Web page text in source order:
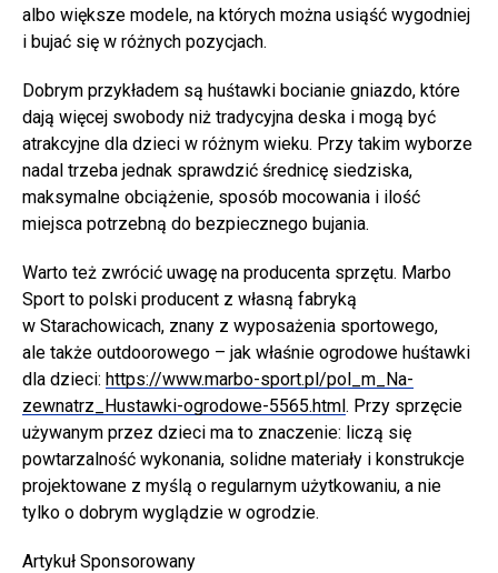
albo większe modele, na których można usiąść wygodniej
i bujać się w różnych pozycjach.
Dobrym przykładem są huśtawki bocianie gniazdo, które
dają więcej swobody niż tradycyjna deska i mogą być
atrakcyjne dla dzieci w różnym wieku. Przy takim wyborze
nadal trzeba jednak sprawdzić średnicę siedziska,
maksymalne obciążenie, sposób mocowania i ilość
miejsca potrzebną do bezpiecznego bujania.
Warto też zwrócić uwagę na producenta sprzętu. Marbo
Sport to polski producent z własną fabryką
w Starachowicach, znany z wyposażenia sportowego,
ale także outdoorowego – jak właśnie ogrodowe huśtawki
dla dzieci: https://www.marbo-sport.pl/pol_m_Na-
zewnatrz_Hustawki-ogrodowe-5565.html. Przy sprzęcie
używanym przez dzieci ma to znaczenie: liczą się
powtarzalność wykonania, solidne materiały i konstrukcje
projektowane z myślą o regularnym użytkowaniu, a nie
tylko o dobrym wyglądzie w ogrodzie.
Artykuł Sponsorowany